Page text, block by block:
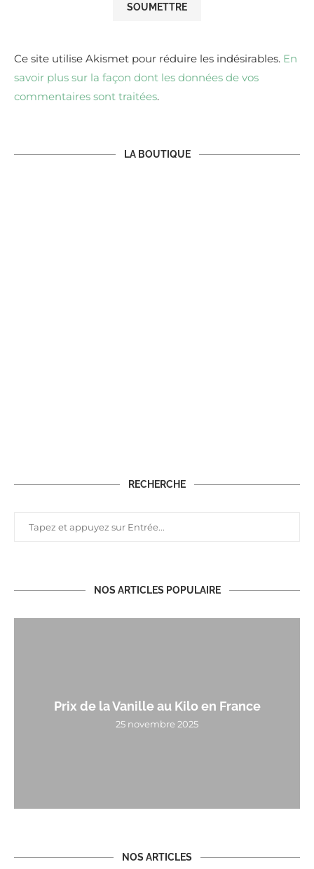
Ce site utilise Akismet pour réduire les indésirables. En
savoir plus sur la façon dont les données de vos
commentaires sont traitées.
LA BOUTIQUE
RECHERCHE
NOS ARTICLES POPULAIRE
Prix de la Vanille au Kilo en France
25 novembre 2025
NOS ARTICLES